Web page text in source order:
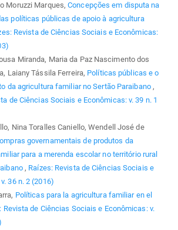
Moruzzi Marques,Concepções em disputa na
políticas públicas de apoio à agricultura
Revista de Ciências Sociais e Econômicas:
Miranda, Maria da Paz Nascimento dos
Laiany Tássila Ferreira, Políticas públicas e o
da agricultura familiar no Sertão Paraibano ,
de Ciências Sociais e Econômicas: v. 39 n. 1
Nina Toralles Caniello, Wendell José de
governamentais de produtos da
para a merenda escolar no território rural
, Raízes: Revista de Ciências Sociais e
36 n. 2 (2016)
Políticas para la agricultura familiar en el
Revista de Ciências Sociais e Econômicas: v.